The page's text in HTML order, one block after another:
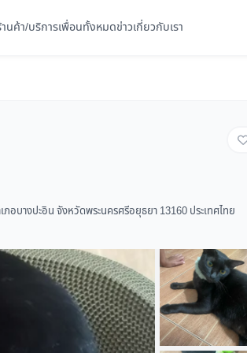
นค้า/บริการเพื่อนทั้งหมดข่าวเกี่ยวกับเรา
อบางปะอิน จังหวัดพระนครศรีอยุธยา 13160 ประเทศไทย